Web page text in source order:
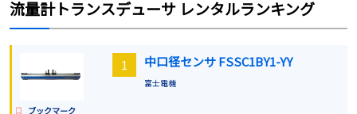
流量計トランスデューサ レンタルランキング
ブックマーク
1 中口径センサ FSSC1BY1-YY
富士電機